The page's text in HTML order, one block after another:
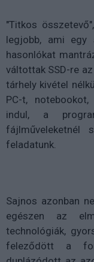
"Titkos
legjobb, ami egy
hasonlókat
váltottak SSD-re
tárhely kivétel
PC-t,
indul, a
feladatunk.
Sajnos azonban
egészen az
technológiák,
feleződött a